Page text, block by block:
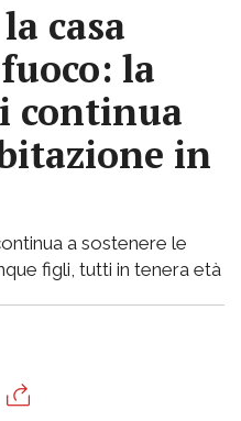
casa
la
continua
in
a sostenere le
figli, tutti in tenera età